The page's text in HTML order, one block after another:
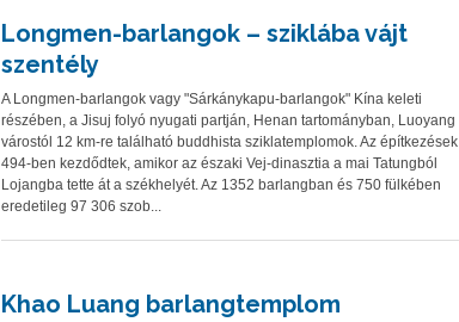
Longmen-barlangok – sziklába vájt
szentély
A Longmen-barlangok vagy "Sárkánykapu-barlangok" Kína keleti
részében, a Jisuj folyó nyugati partján, Henan tartományban, Luoyang
várostól 12 km-re található buddhista sziklatemplomok. Az építkezések
494-ben kezdődtek, amikor az északi Vej-dinasztia a mai Tatungból
Lojangba tette át a székhelyét. Az 1352 barlangban és 750 fülkében
eredetileg 97 306 szob...
Khao Luang barlangtemplom